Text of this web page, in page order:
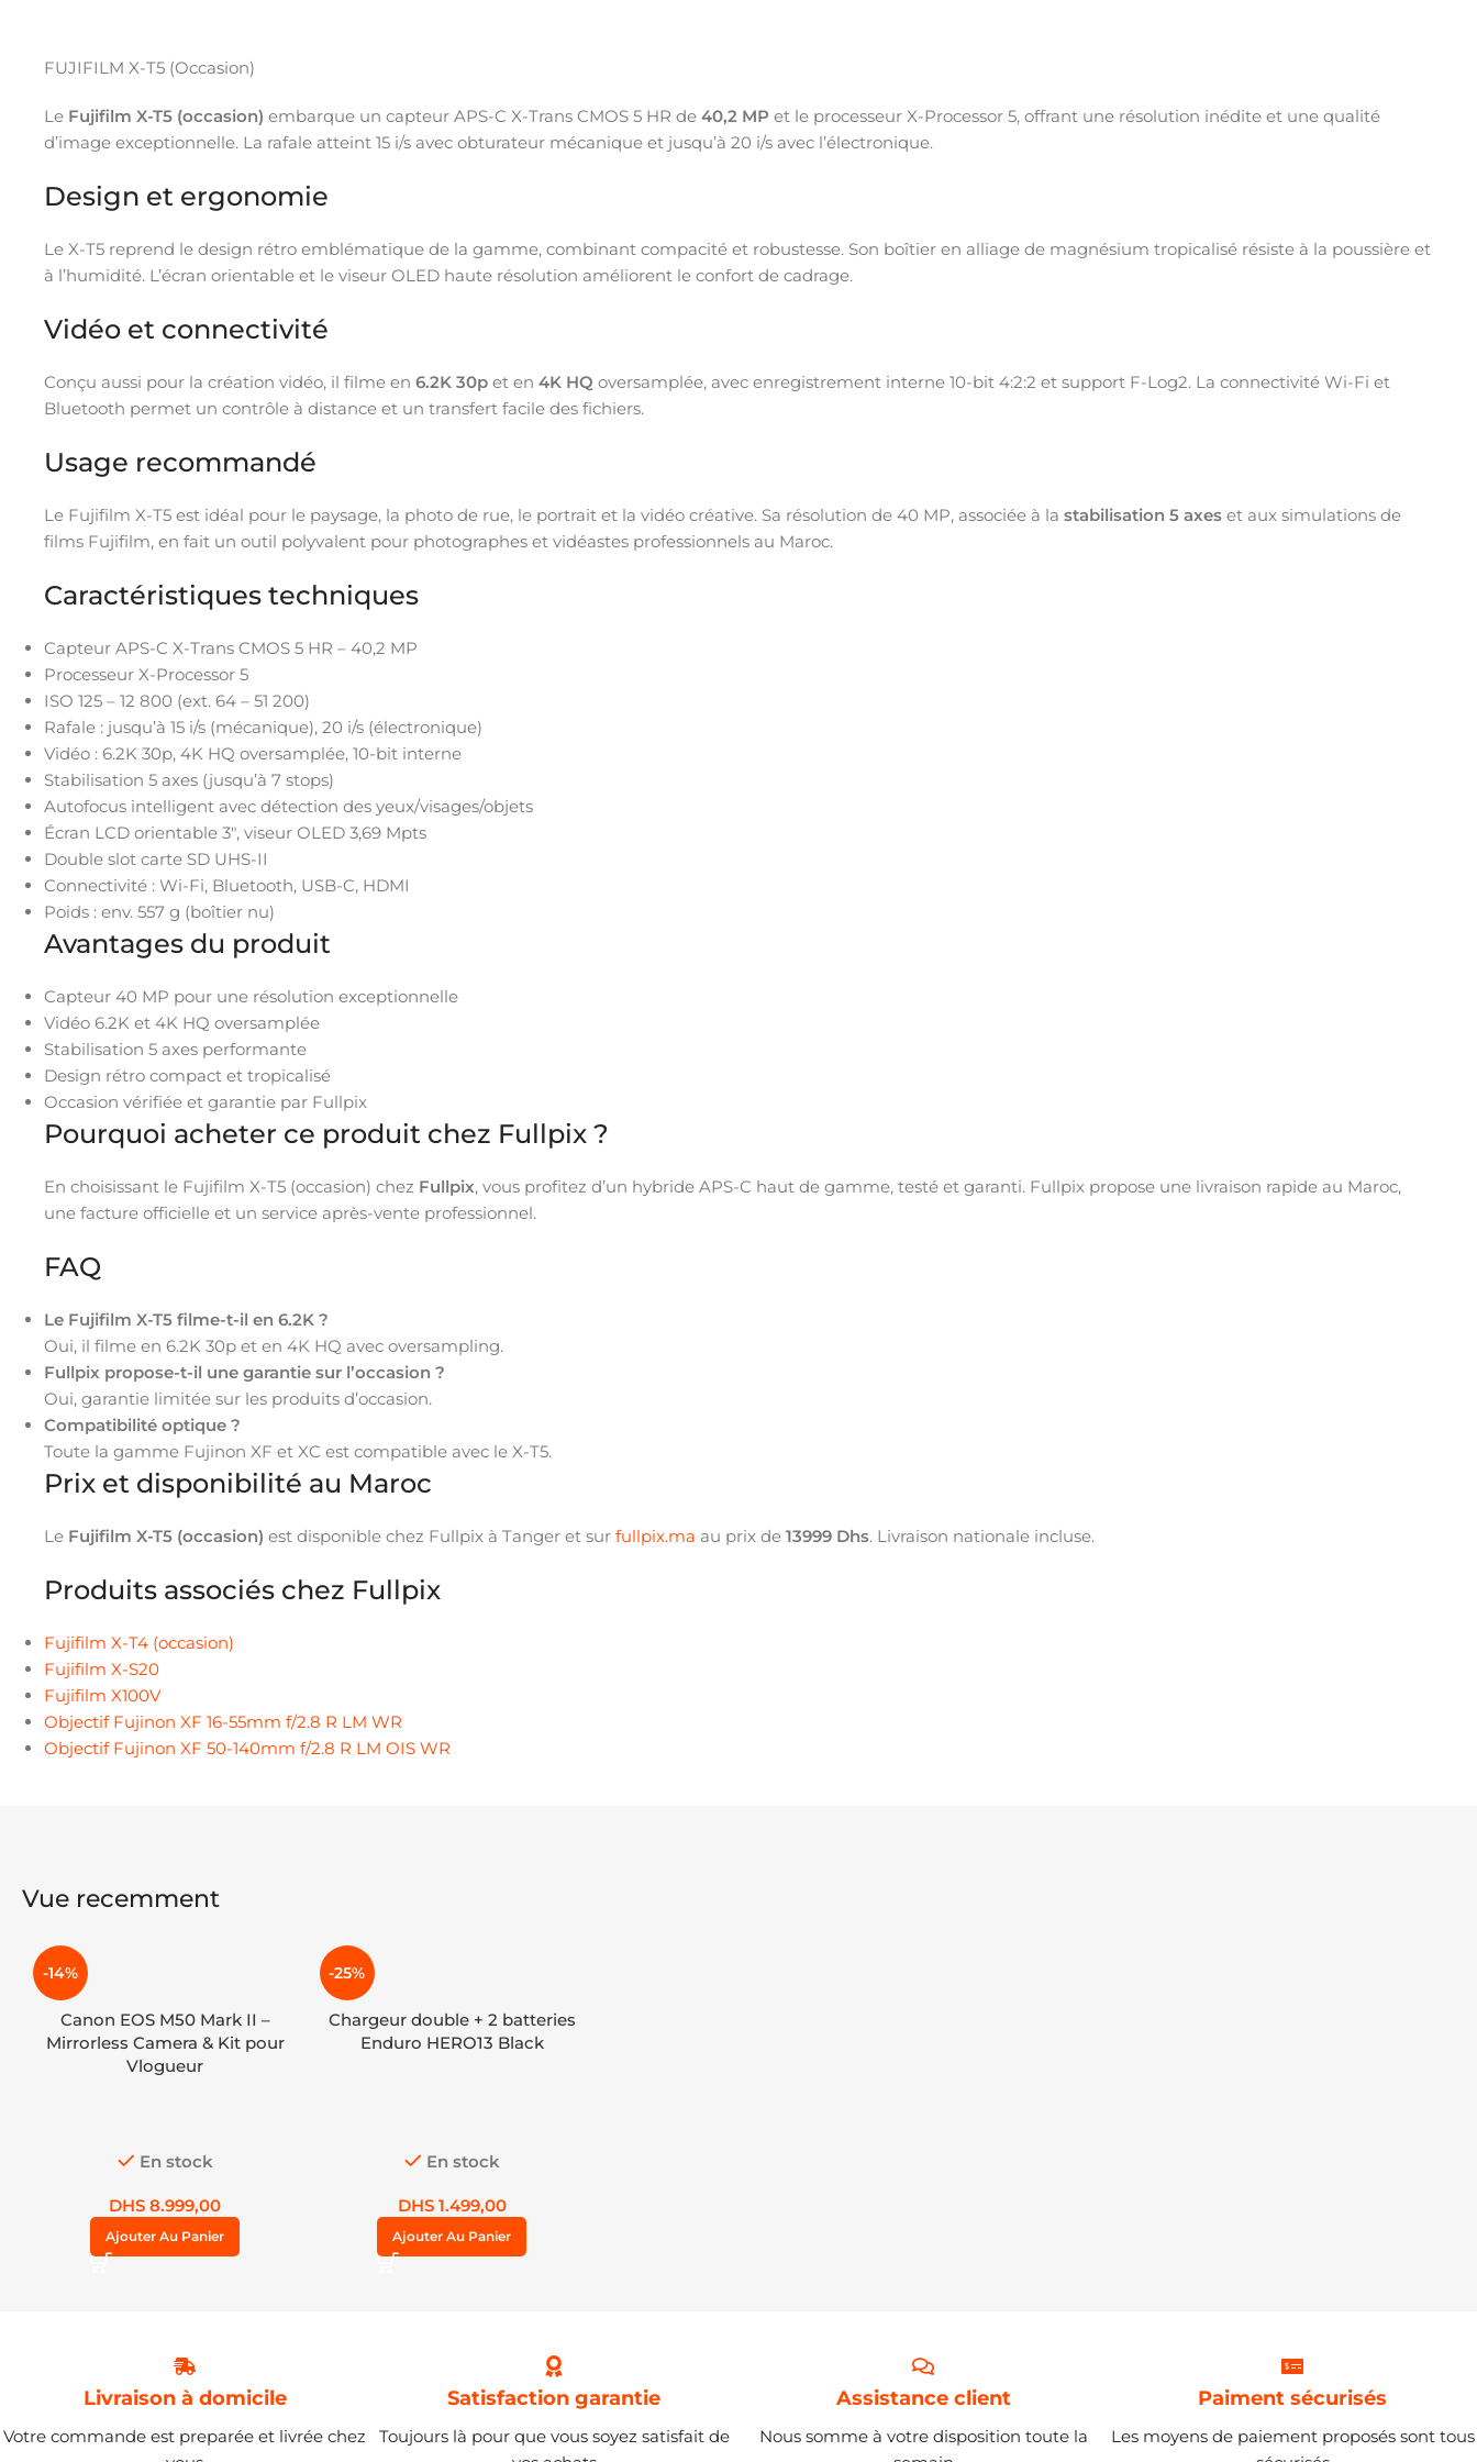
FUJIFILM X-T5 (Occasion)
Le Fujifilm X-T5 (occasion) embarque un capteur APS-C X-Trans CMOS 5 HR de 40,2 MP et le processeur X-Processor 5, offrant une résolution inédite et une qualité
d’image exceptionnelle. La rafale atteint 15 i/s avec obturateur mécanique et jusqu’à 20 i/s avec l’électronique.
Design et ergonomie
Le X-T5 reprend le design rétro emblématique de la gamme, combinant compacité et robustesse. Son boîtier en alliage de magnésium tropicalisé résiste à la poussière et
à l’humidité. L’écran orientable et le viseur OLED haute résolution améliorent le confort de cadrage.
Vidéo et connectivité
Conçu aussi pour la création vidéo, il filme en 6.2K 30p et en 4K HQ oversamplée, avec enregistrement interne 10-bit 4:2:2 et support F-Log2. La connectivité Wi-Fi et
Bluetooth permet un contrôle à distance et un transfert facile des fichiers.
Usage recommandé
Le Fujifilm X-T5 est idéal pour le paysage, la photo de rue, le portrait et la vidéo créative. Sa résolution de 40 MP, associée à la stabilisation 5 axes et aux simulations de
films Fujifilm, en fait un outil polyvalent pour photographes et vidéastes professionnels au Maroc.
Caractéristiques techniques
Capteur APS-C X-Trans CMOS 5 HR – 40,2 MP
Processeur X-Processor 5
ISO 125 – 12 800 (ext. 64 – 51 200)
Rafale : jusqu’à 15 i/s (mécanique), 20 i/s (électronique)
Vidéo : 6.2K 30p, 4K HQ oversamplée, 10-bit interne
Stabilisation 5 axes (jusqu’à 7 stops)
Autofocus intelligent avec détection des yeux/visages/objets
Écran LCD orientable 3″, viseur OLED 3,69 Mpts
Double slot carte SD UHS-II
Connectivité : Wi-Fi, Bluetooth, USB-C, HDMI
Poids : env. 557 g (boîtier nu)
Avantages du produit
Capteur 40 MP pour une résolution exceptionnelle
Vidéo 6.2K et 4K HQ oversamplée
Stabilisation 5 axes performante
Design rétro compact et tropicalisé
Occasion vérifiée et garantie par Fullpix
Pourquoi acheter ce produit chez Fullpix ?
En choisissant le Fujifilm X-T5 (occasion) chez Fullpix, vous profitez d’un hybride APS-C haut de gamme, testé et garanti. Fullpix propose une livraison rapide au Maroc,
une facture officielle et un service après-vente professionnel.
FAQ
Le Fujifilm X-T5 filme-t-il en 6.2K ?
Oui, il filme en 6.2K 30p et en 4K HQ avec oversampling.
Fullpix propose-t-il une garantie sur l’occasion ?
Oui, garantie limitée sur les produits d’occasion.
Compatibilité optique ?
Toute la gamme Fujinon XF et XC est compatible avec le X-T5.
Prix et disponibilité au Maroc
Le Fujifilm X-T5 (occasion) est disponible chez Fullpix à Tanger et sur fullpix.ma au prix de 13999 Dhs. Livraison nationale incluse.
Produits associés chez Fullpix
Fujifilm X-T4 (occasion)
Fujifilm X-S20
Fujifilm X100V
Objectif Fujinon XF 16-55mm f/2.8 R LM WR
Objectif Fujinon XF 50-140mm f/2.8 R LM OIS WR
Vue recemment
-14%
Canon EOS M50 Mark II –
Mirrorless Camera & Kit pour
Vlogueur
En stock
DHS 8.999,00
Ajouter Au Panier
-25%
Chargeur double + 2 batteries
Enduro HERO13 Black
En stock
DHS1.499,00
Ajouter Au Panier
Livraison à domicile
Votre commande est preparée et livrée chez
Satisfaction garantie
Toujours là pour que vous soyez satisfait de
Assistance client
Nous somme à votre disposition toute la
Paiment sécurisés
Les moyens de paiement proposés sont tous